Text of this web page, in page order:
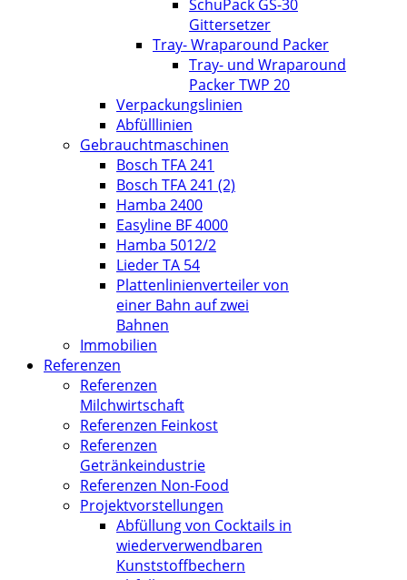
SchuPack GS-30
Gittersetzer
Tray- Wraparound Packer
Tray- und Wraparound
Packer TWP 20
Verpackungslinien
Abfülllinien
Gebrauchtmaschinen
Bosch TFA 241
Bosch TFA 241 (2)
Hamba 2400
Easyline BF 4000
Hamba 5012/2
Lieder TA 54
Plattenlinienverteiler von
einer Bahn auf zwei
Bahnen
Immobilien
Referenzen
Referenzen
Milchwirtschaft
Referenzen Feinkost
Referenzen
Getränkeindustrie
Referenzen Non-Food
Projektvorstellungen
Abfüllung von Cocktails in
wiederverwendbaren
Kunststoffbechern